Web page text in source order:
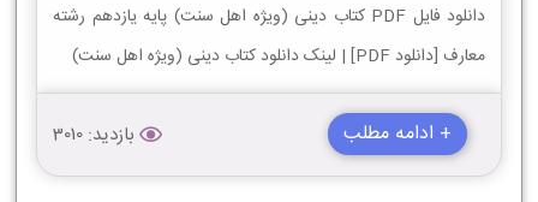
دانلود فایل PDF کتاب دینی (ویژه اهل سنت) پایه یازدهم رشته
معارف [دانلود PDF] | لینک دانلود کتاب دینی (ویژه اهل سنت)
+ ادامه مطلب بازدید: 3010